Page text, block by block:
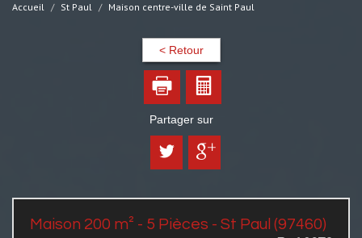
Accueil St Paul Maison centre-ville de Saint Paul
< Retour
Partager sur
Maison 200 m² - 5 Pièces - St Paul (97460)